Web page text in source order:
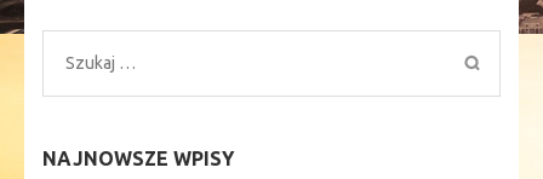
Szukaj:
NAJNOWSZE WPISY